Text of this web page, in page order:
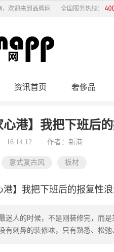
，欢迎来到品牌网 全国服务热线：
资讯首页 奢侈品
心港】我把下班后
16:14:12 作者：新港
意式复古风 板材
港】我把下班后的报复性
迷人的时候，不是刚装修完，而
有刺鼻的装修味，只有熟悉、松弛